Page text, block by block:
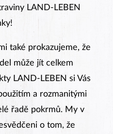
LAND-LEBEN
také prokazujeme, že
může jít celkem
LAND-LEBEN si Vás
a rozmanitými
řadě pokrmů. My v
o tom, že